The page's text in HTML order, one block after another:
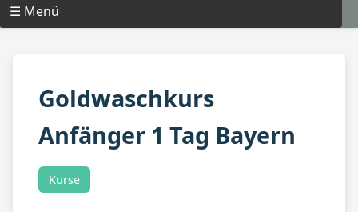
☰ Menü
Goldwaschkurs
Anfänger 1 Tag Bayern
Kurse